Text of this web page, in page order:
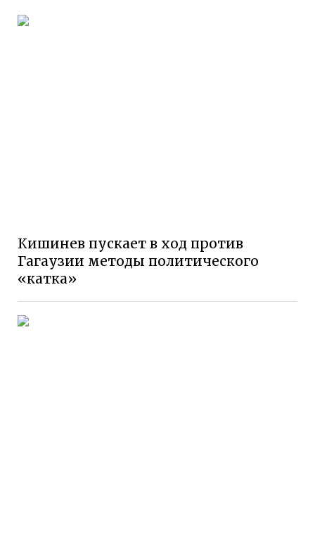
Кишинев пускает в ход против
Гагаузии методы политического
«катка»